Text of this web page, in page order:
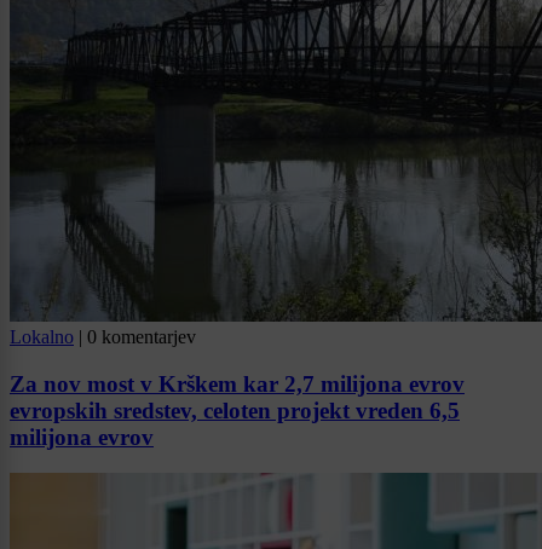
Lokalno | 0 komentarjev
Za nov most v Krškem kar 2,7 milijona evrov
evropskih sredstev, celoten projekt vreden 6,5
milijona evrov